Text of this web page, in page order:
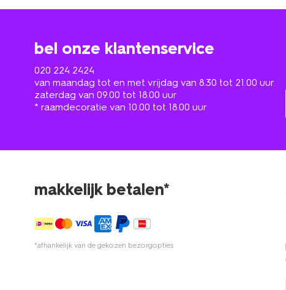
bel onze klantenservice
020 224 2424
van maandag tot en met vrijdag van 8.30 tot 21.00 uur
zaterdag van 09.00 tot 18.00 uur
* raamdecoratie van 10.00 tot 18.00 uur
makkelijk betalen*
*afhankelijk van de gekozen bezorgopties